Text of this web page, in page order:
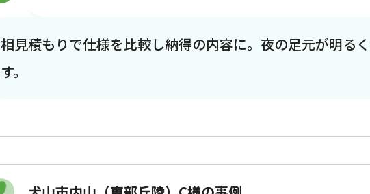
相見積もりで仕様を比較し納得の内容に。夜の足元が明る
す。